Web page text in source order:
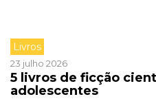
Livros
23 julho 2026
5 livros de ficção
adolescentes